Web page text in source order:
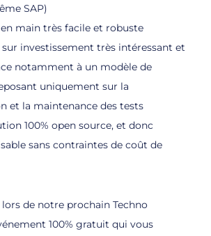
SAP)
main très facile et robuste
investissement très intéressant et
notamment à un modèle de
uniquement sur la
et la maintenance des tests
100% open source, et donc
sans contraintes de coût de
de notre prochain Techno
100% gratuit qui vous